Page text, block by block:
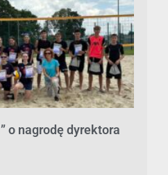
o nagrodę dyrektora